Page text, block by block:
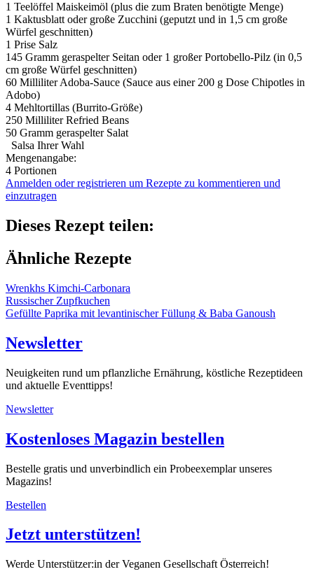
1 Teelöffel Maiskeimöl (plus die zum Braten benötigte Menge)
1 Kaktusblatt oder große Zucchini (geputzt und in 1,5 cm große
Würfel geschnitten)
1 Prise Salz
145 Gramm geraspelter Seitan oder 1 großer Portobello-Pilz (in 0,5
cm große Würfel geschnitten)
60 Milliliter Adoba-Sauce (Sauce aus einer 200 g Dose Chipotles in
Adobo)
4 Mehltortillas (Burrito-Größe)
250 Milliliter Refried Beans
50 Gramm geraspelter Salat
Salsa Ihrer Wahl
Mengenangabe:
4 Portionen
Anmelden oder registrieren um Rezepte zu kommentieren und
einzutragen
Dieses Rezept teilen:
Ähnliche Rezepte
Wrenkhs Kimchi-Carbonara
Russischer Zupfkuchen
Gefüllte Paprika mit levantinischer Füllung & Baba Ganoush
Newsletter
Neuigkeiten rund um pflanzliche Ernährung, köstliche Rezeptideen
und aktuelle Eventtipps!
Newsletter
Kostenloses Magazin bestellen
Bestelle gratis und unverbindlich ein Probeexemplar unseres
Magazins!
Bestellen
Jetzt unterstützen!
Werde Unterstützer:in der Veganen Gesellschaft Österreich!